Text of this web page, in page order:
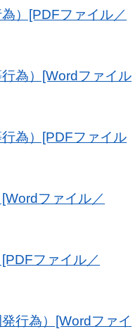
）[PDFファイル／
為）[Wordファイル
為）[PDFファイル
ファイル／
ファイル／
行為）[Wordファイ